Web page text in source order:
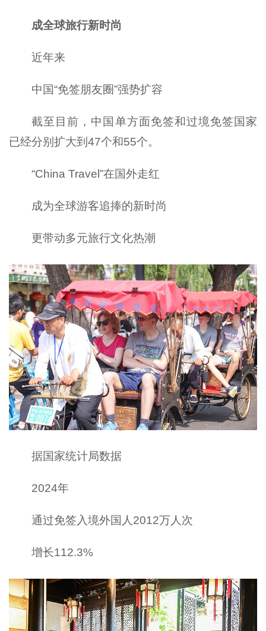
成全球旅行新时尚
近年来
中国“免签朋友圈”强势扩容
截至目前，中国单方面免签和过境免签国家
已经分别扩大到47个和55个。
“China Travel”在国外走红
成为全球游客追捧的新时尚
更带动多元旅行文化热潮
据国家统计局数据
2024年
通过免签入境外国人2012万人次
增长112.3%